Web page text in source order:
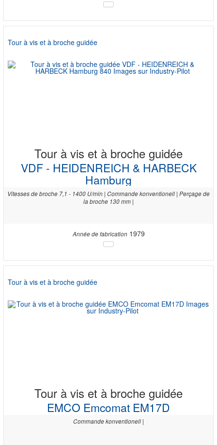
Tour à vis et à broche guidée
Tour à vis et à broche guidée
VDF - HEIDENREICH & HARBECK
Hamburg
Vitesses de broche 7,1 - 1400 U/min | Commande konventionell | Perçage de
la broche 130 mm |
Année de fabrication1979
Tour à vis et à broche guidée
Tour à vis et à broche guidée
EMCO Emcomat EM17D
Commande konventionell |